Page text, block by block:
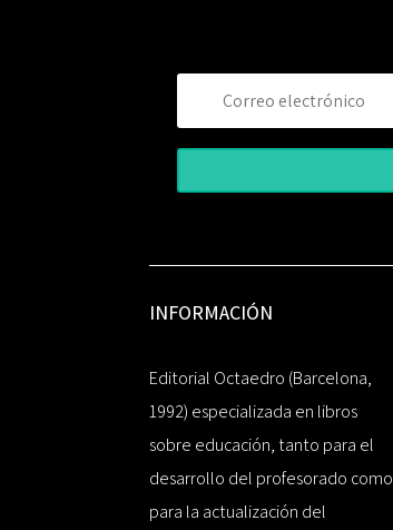
INFORMACIÓN
Editorial Octaedro (Barcelona,
1992) especializada en libros
sobre educación, tanto para el
desarrollo del profesorado como
para la actualización del